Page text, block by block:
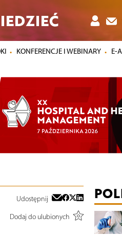
KONFERENCJE I WEBINARY E-
Udostępnij
Dodaj do ulubionych